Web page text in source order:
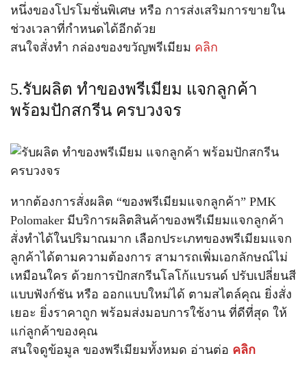
หนึ่งของโปรโมชั่นพิเศษ หรือ การส่งเสริมการขายใน
ช่วงเวลาที่กำหนดได้อีกด้วย
สนใจสั่งทำ กล่องของขวัญพรีเมียม คลิก
5.รับผลิต ทำของพรีเมียม แจกลูกค้า
พร้อมปักสกรีน ครบวงจร
หากต้องการสั่งผลิต “ของพรีเมียมแจกลูกค้า” PMK
Polomaker มีบริการผลิตสินค้าของพรีเมียมแจกลูกค้า
สั่งทำได้ในปริมาณมาก เลือกประเภทของพรีเมียมแจก
ลูกค้าได้ตามความต้องการ สามารถเพิ่มเอกลักษณ์ไม่
เหมือนใคร ด้วยการปักสกรีนโลโก้แบรนด์ ปรับเปลี่ยนสี
แบบฟังก์ชัน หรือ ออกแบบใหม่ได้ ตามสไตล์คุณ ยิ่งสั่ง
เยอะ ยิ่งราคาถูก พร้อมส่งมอบการใช้งาน ที่ดีที่สุด ให้
แก่ลูกค้าของคุณ
สนใจดูข้อมูล ของพรีเมียมทั้งหมด อ่านต่อ คลิก